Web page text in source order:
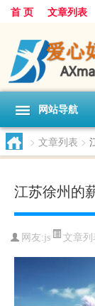
首 页 文章列表
网站导航
> 文章列表 >
江苏徐州的
网友:js 文章列